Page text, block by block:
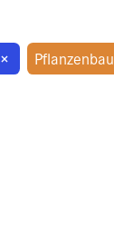
× Pflanzenbau